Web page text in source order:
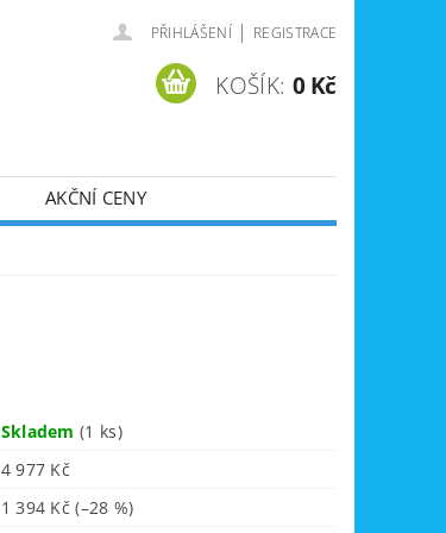
PŘIHLÁŠENÍ | REGISTRACE
KOŠÍK: 0 Kč
AKČNÍ CENY
Skladem(1 ks)
4 977 Kč
1 394 Kč(–28 %)